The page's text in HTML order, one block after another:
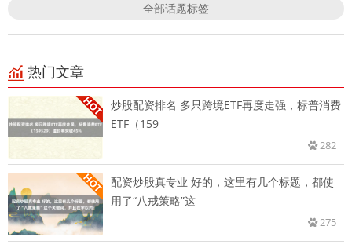
全部话题标签
热门文章
炒股配资排名 多只跨境ETF再度走强，标普消费
ETF（159
282
配资炒股真专业 好的，这里有几个标题，都使
用了“八戒策略”这
275